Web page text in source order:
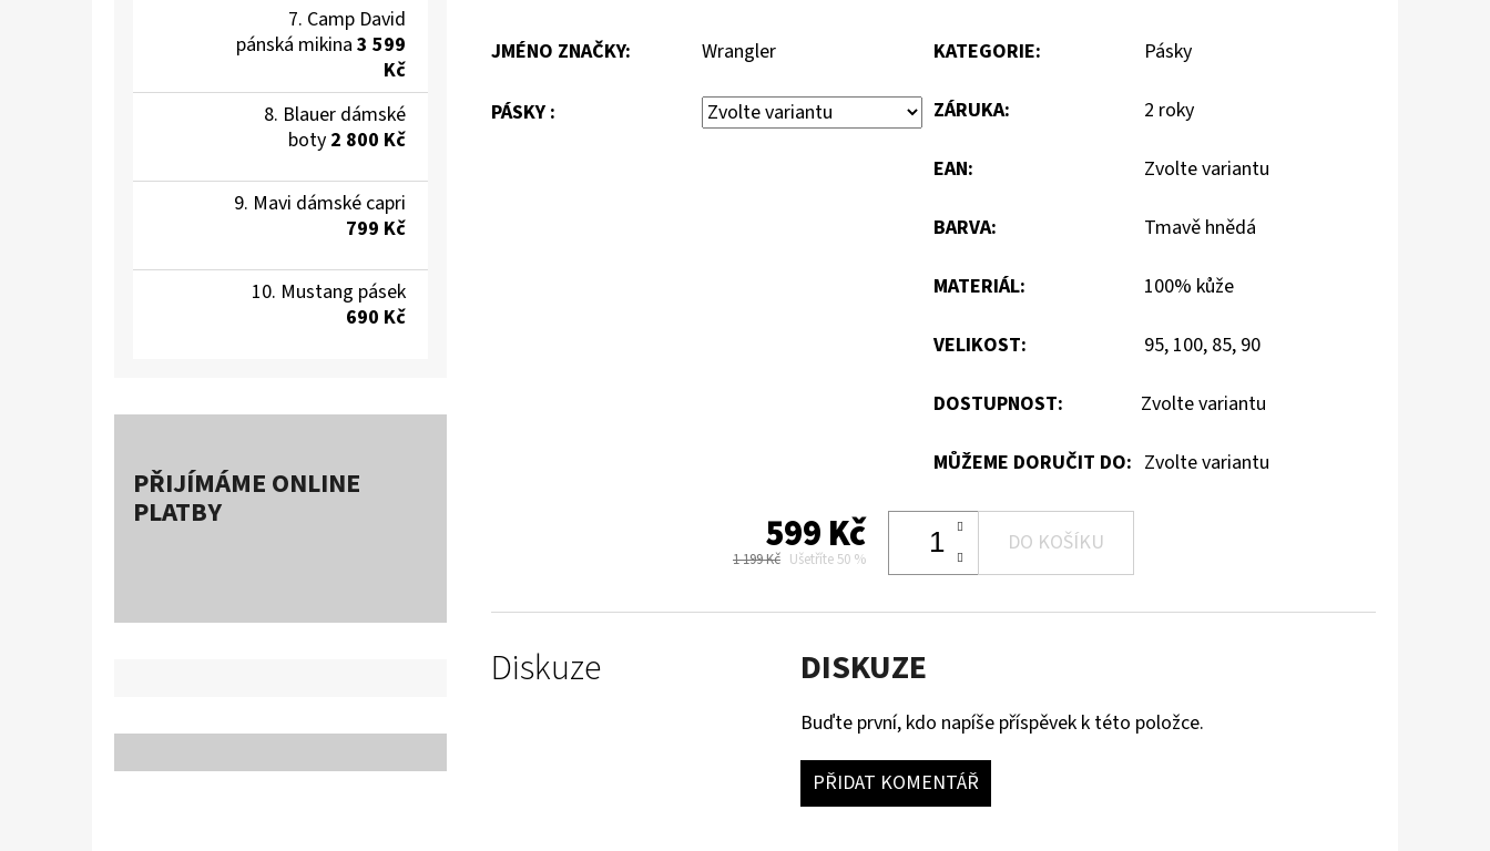
Camp David
pánská mikina 3 599
Kč
Blauer dámské
boty 2 800 Kč
Mavi dámské capri
799 Kč
Mustang pásek
690 Kč
PŘIJÍMÁME ONLINE
PLATBY
JMÉNO ZNAČKY: Wrangler
PÁSKY :
KATEGORIE: Pásky
ZÁRUKA: 2 roky
EAN: Zvolte variantu
BARVA: Tmavě hnědá
MATERIÁL: 100% kůže
VELIKOST: 95, 100, 85, 90
DOSTUPNOST: Zvolte variantu
MŮŽEME DORUČIT DO: Zvolte variantu
599 Kč
1 199 Kč Ušetříte 50 %
DO KOŠÍKU
Diskuze DISKUZE
Buďte první, kdo napíše příspěvek k této položce.
PŘIDAT KOMENTÁŘ